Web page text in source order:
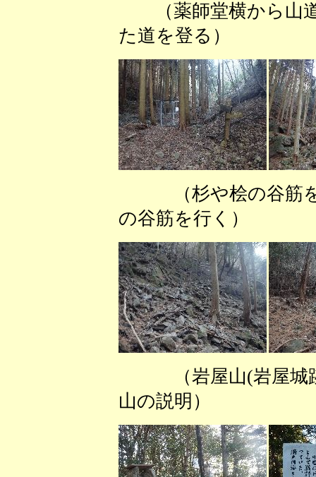
（薬師堂横から
た道を登る） （
（杉や桧の谷筋を
の谷筋を行く） （
（岩屋山(岩
山の説明） （